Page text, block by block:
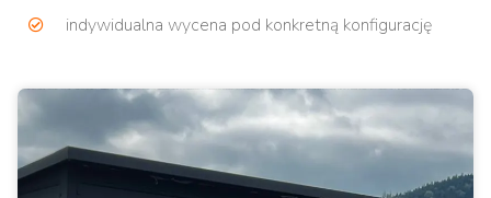
indywidualna wycena pod konkretną konfigurację